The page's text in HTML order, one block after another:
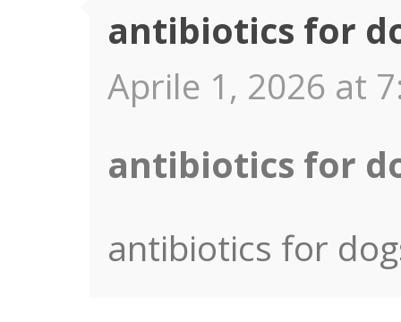
antibiotics for
Aprile 1, 2026 at
antibiotics for
antibiotics for